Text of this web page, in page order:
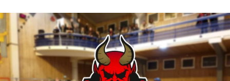
Franchir
Avant
La
Finale
N3
:
Demi-
Finale
À